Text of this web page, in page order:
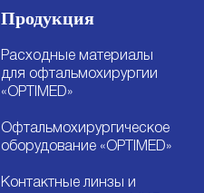
Продукция
Расходные материалы
для офтальмохирургии
«OPTIMED»
Офтальмохирургическое
оборудование «OPTIMED»
Контактные линзы и